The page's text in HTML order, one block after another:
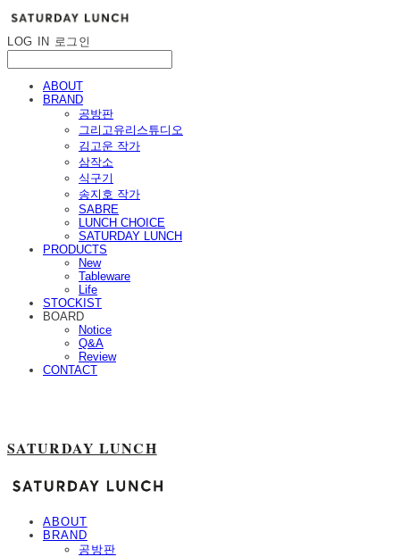
LOG IN 로그인
ABOUT
BRAND
공방판
그리고유리스튜디오
김고운 작가
삼작소
식구기
송지호 작가
SABRE
LUNCH CHOICE
SATURDAY LUNCH
PRODUCTS
New
Tableware
Life
STOCKIST
BOARD
Notice
Q&A
Review
CONTACT
SATURDAY LUNCH
ABOUT
BRAND
공방판